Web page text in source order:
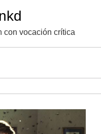
con vocación crítica